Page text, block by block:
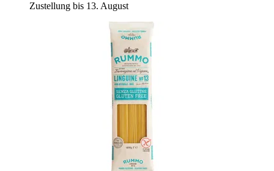
Zustellung bis 13. August